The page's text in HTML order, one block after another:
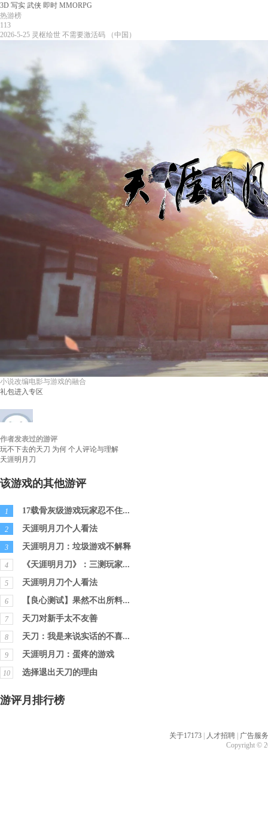
3D 写实 武侠 即时 MMORPG
热游榜
113
2026-5-25 灵枢绘世 不需要激活码 （中国）
小说改编电影与游戏的融合
礼包进入专区
βγしov_170480047等级：无 性别：
作者发表过的游评
玩不下去的天刀 为何 个人评论与理解
天涯明月刀
该游戏的其他游评
1 17载骨灰级游戏玩家忍不住...
2 天涯明月刀个人看法
3 天涯明月刀：垃圾游戏不解释
4 《天涯明月刀》：三测玩家...
5 天涯明月刀个人看法
6 【良心测试】果然不出所料...
7 天刀对新手太不友善
8 天刀：我是来说实话的不喜...
9 天涯明月刀：蛋疼的游戏
10 选择退出天刀的理由
游评月排行榜
关于17173 人才招聘
广告服务
Copyright ©